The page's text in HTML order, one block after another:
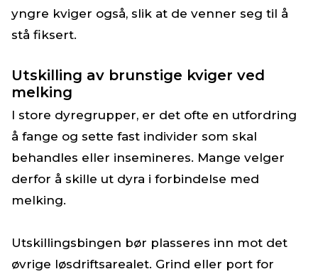
yngre kviger også, slik at de venner seg til å
stå fiksert.
Utskilling av brunstige kviger ved
melking
I store dyregrupper, er det ofte en utfordring
å fange og sette fast individer som skal
behandles eller insemineres. Mange velger
derfor å skille ut dyra i forbindelse med
melking.
Utskillingsbingen bør plasseres inn mot det
øvrige løsdriftsarealet. Grind eller port for